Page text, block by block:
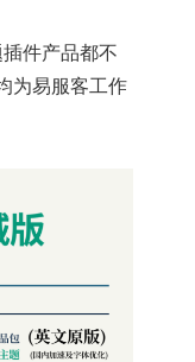
件产品都不
为易服客工作